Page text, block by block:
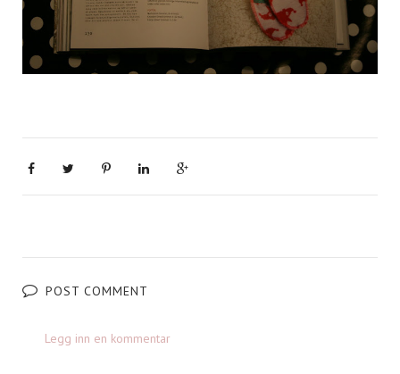
POST COMMENT
Legg inn en kommentar